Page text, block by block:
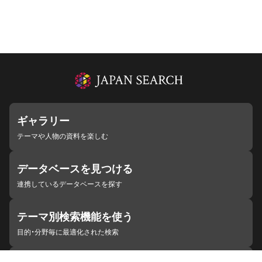
ギャラリー
テーマや人物の資料を楽しむ
データベースを見つける
連携しているデータベースを探す
テーマ別検索機能を使う
目的・分野毎に最適化された検索